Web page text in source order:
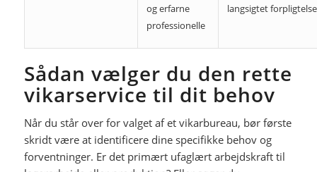
og erfarne
professionelle
langsigtet forpligtelse
Sådan vælger du den rette
vikarservice til dit behov
Når du står over for valget af et vikarbureau, bør første
skridt være at identificere dine specifikke behov og
forventninger. Er det primært ufaglært arbejdskraft til